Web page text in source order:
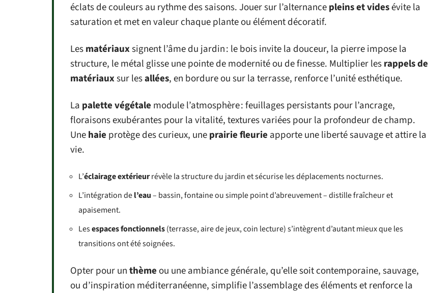
éclats de couleurs au rythme des saisons. Jouer sur l’alternancepleins et videsévite la
saturation et met en valeur chaque plante ou élément décoratif.
Lesmatériauxsignent l’âme du jardin : le bois invite la douceur, la pierre impose la
structure, le métal glisse une pointe de modernité ou de finesse. Multiplier lesrappels de
matériauxsur lesallées, en bordure ou sur la terrasse, renforce l’unité esthétique.
La palette végétale module l’atmosphère : feuillages persistants pour l’ancrage,
floraisons exubérantes pour la vitalité, textures variées pour la profondeur de champ.
Unehaie protège des curieux, uneprairie fleurie apporte une liberté sauvage et attire la
vie.
L’éclairage extérieurrévèle la structure du jardin et sécurise les déplacements nocturnes.
L’intégration del’eau– bassin, fontaine ou simple point d’abreuvement – distille fraîcheur et
apaisement.
Lesespaces fonctionnels(terrasse, aire de jeux, coin lecture) s’intègrent d’autant mieux que les
transitions ont été soignées.
Opter pour unthème ou une ambiance générale, qu’elle soit contemporaine, sauvage,
ou d’inspiration méditerranéenne, simplifie l’assemblage des éléments et renforce la